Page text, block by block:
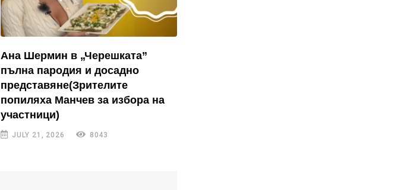
Ана Шермин в „Черешката”
пълна пародия и досадно
представяне(Зрителите
попиляха Манчев за избора на
участници)
JULY 21, 2026 8043